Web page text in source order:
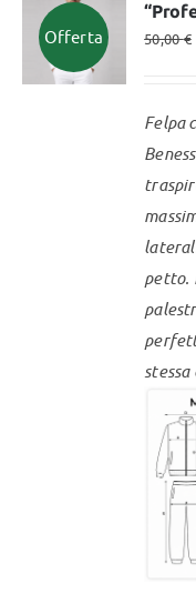
Offerta 50,00€
Felpa
petto.
stessa